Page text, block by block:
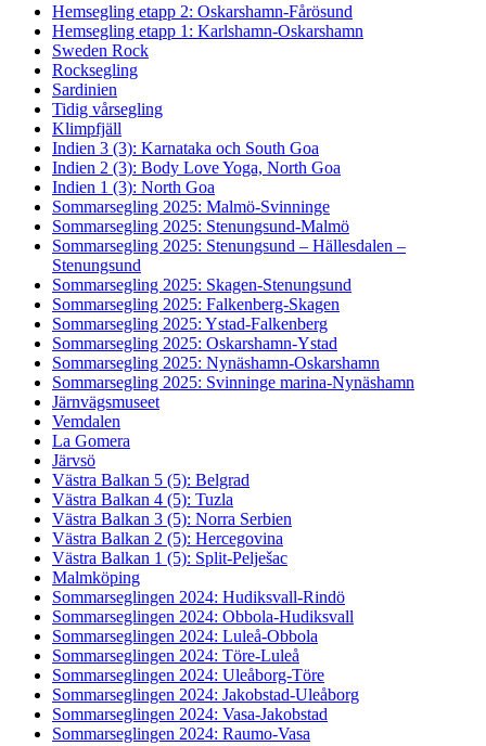
Hemsegling etapp 2: Oskarshamn-Fårösund
Hemsegling etapp 1: Karlshamn-Oskarshamn
Sweden Rock
Rocksegling
Sardinien
Tidig vårsegling
Klimpfjäll
Indien 3 (3): Karnataka och South Goa
Indien 2 (3): Body Love Yoga, North Goa
Indien 1 (3): North Goa
Sommarsegling 2025: Malmö-Svinninge
Sommarsegling 2025: Stenungsund-Malmö
Sommarsegling 2025: Stenungsund – Hällesdalen –
Stenungsund
Sommarsegling 2025: Skagen-Stenungsund
Sommarsegling 2025: Falkenberg-Skagen
Sommarsegling 2025: Ystad-Falkenberg
Sommarsegling 2025: Oskarshamn-Ystad
Sommarsegling 2025: Nynäshamn-Oskarshamn
Sommarsegling 2025: Svinninge marina-Nynäshamn
Järnvägsmuseet
Vemdalen
La Gomera
Järvsö
Västra Balkan 5 (5): Belgrad
Västra Balkan 4 (5): Tuzla
Västra Balkan 3 (5): Norra Serbien
Västra Balkan 2 (5): Hercegovina
Västra Balkan 1 (5): Split-Pelješac
Malmköping
Sommarseglingen 2024: Hudiksvall-Rindö
Sommarseglingen 2024: Obbola-Hudiksvall
Sommarseglingen 2024: Luleå-Obbola
Sommarseglingen 2024: Töre-Luleå
Sommarseglingen 2024: Uleåborg-Töre
Sommarseglingen 2024: Jakobstad-Uleåborg
Sommarseglingen 2024: Vasa-Jakobstad
Sommarseglingen 2024: Raumo-Vasa